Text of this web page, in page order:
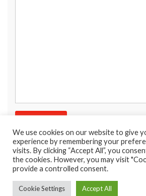
© 2026 Coaching95 - Dépannage électroménager.
We use cookies on our website to give
experience by remembering your
visits. By clicking “Accept All”, you
the cookies. However, you may visit
provide a controlled consent.
Cookie Settings Accept All